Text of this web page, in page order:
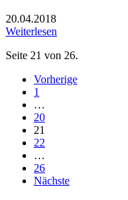
20.04.2018
Weiterlesen
Seite 21 von 26.
Vorherige
1
…
20
21
22
…
26
Nächste